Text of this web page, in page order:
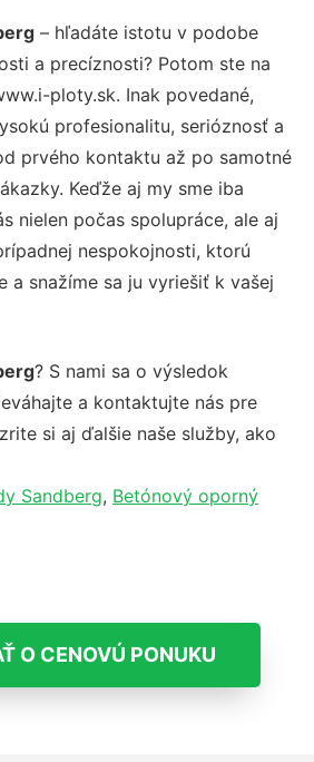
– hľadáte istotu v podobe
a precíznosti? Potom ste na
ploty.sk. Inak povedané,
profesionalitu, serióznosť a
prvého kontaktu až po samotné
Keďže aj my sme iba
nielen počas spolupráce, ale aj
nespokojnosti, ktorú
a snažíme sa ju vyriešiť k vašej
? S nami sa o výsledok
a kontaktujte nás pre
si aj ďalšie naše služby, ako
Sandberg, Betónový oporný
O CENOVÚ PONUKU